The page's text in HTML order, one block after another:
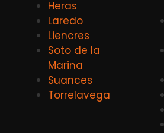
Heras
Laredo
Liencres
Soto de la
Marina
Suances
Torrelavega